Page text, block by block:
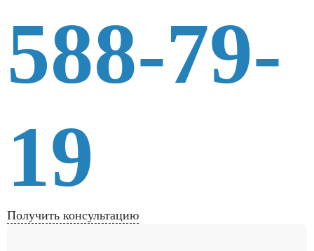
588-79-
19
Получить консультацию